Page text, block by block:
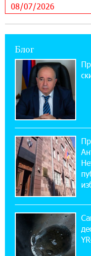
значит сам Геноцид?
10%
приложении
17:03:49 30-
Summit:
решение
14:44:13 29-
при
Пашинян
12:04:53 28-
Блог